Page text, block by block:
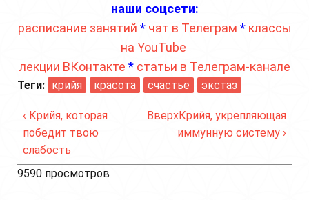
наши соцсети:
расписание занятий * чат в Телеграм * классы
на YouTube
лекции ВКонтакте * статьи в Телеграм-канале
Теги: крийя красота счастье экстаз
‹ Крийя, которая
победит твою
слабость
ВверхКрийя, укрепляющая
иммунную систему ›
9590 просмотров